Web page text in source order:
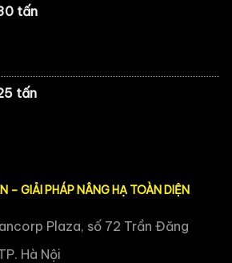
tấn
tấn
– GIẢI PHÁP NÂNG HẠ TOÀN DIỆN
Plaza, số 72 Trần Đăng
Hà Nội